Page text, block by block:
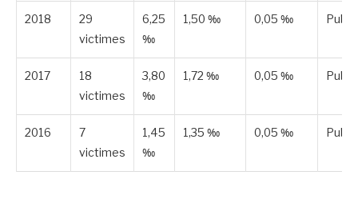
2018
29
victimes
6,25
‰
1,50 ‰ 0,05 ‰
2017
18
victimes
3,80
‰
1,72 ‰ 0,05 ‰
2016
7
victimes
1,45
‰
1,35 ‰ 0,05 ‰